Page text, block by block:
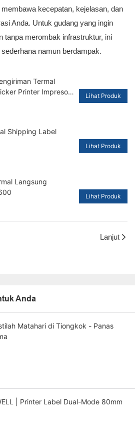
kecepatan, kejelasan, dan
Anda. Untuk gudang yang ingin
tanpa merombak infrastruktur, ini
namun berdampak.
Termal
Printer Impresora
Lihat Produk
Shipping Label
Lihat Produk
Langsung
Lihat Produk
Lanjut
Anda
Matahari di Tiongkok - Panas
| Printer Label Dual-Mode 80mm